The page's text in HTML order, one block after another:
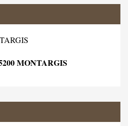
MONTARGIS